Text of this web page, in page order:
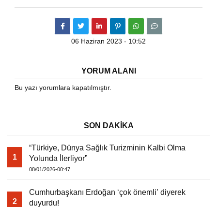
havadurumu.php on line17
06 Haziran 2023 - 10:52
YORUM ALANI
Bu yazı yorumlara kapatılmıştır.
SON DAKİKA
1
“Türkiye, Dünya Sağlık Turizminin Kalbi Olma
Yolunda İlerliyor”
08/01/2026-00:47
2
Cumhurbaşkanı Erdoğan ‘çok önemli’ diyerek
duyurdu!